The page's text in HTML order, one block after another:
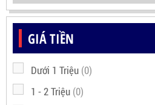
GIÁ TIỀN
Dưới 1 Triệu (0)
1 - 2 Triệu (0)